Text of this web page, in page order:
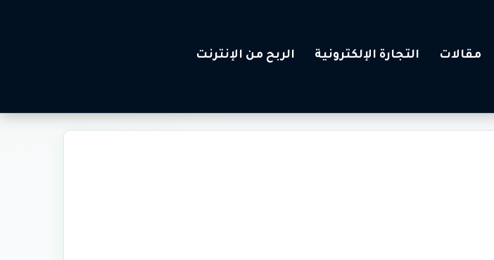
مقالات التجارة الإلكترونية الربح من الإنترنت